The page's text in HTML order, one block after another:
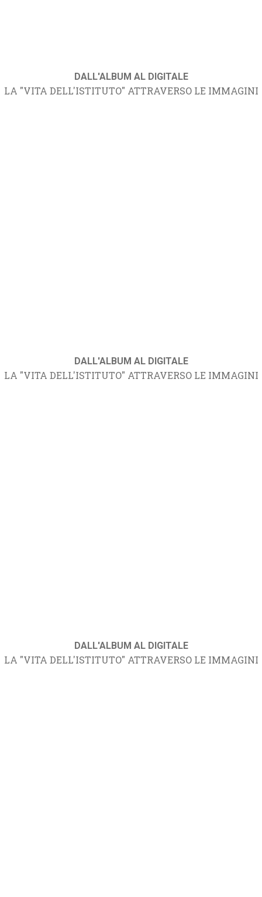
DALL'ALBUM AL DIGITALE
LA "VITA DELL'ISTITUTO" ATTRAVERSO LE IMMAGINI
DALL'ALBUM AL DIGITALE
LA "VITA DELL'ISTITUTO" ATTRAVERSO LE IMMAGINI
DALL'ALBUM AL DIGITALE
LA "VITA DELL'ISTITUTO" ATTRAVERSO LE IMMAGINI